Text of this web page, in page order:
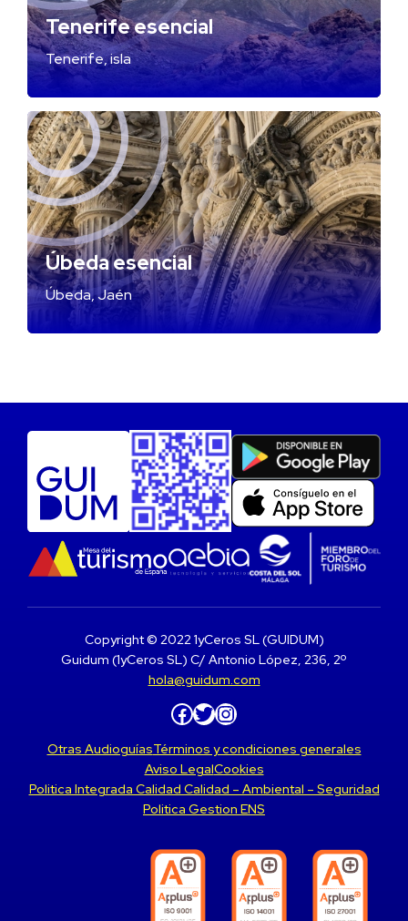
Tenerife esencial
Tenerife, isla
Úbeda esencial
Úbeda, Jaén
Copyright © 2022 1yCeros SL (GUIDUM)
Guidum (1yCeros SL) C/ Antonio López, 236, 2º
hola@guidum.com
Facebook Twitter Instagram
Otras AudioguíasTérminos y condiciones generales
Aviso LegalCookies
Politica Integrada Calidad Calidad – Ambiental – Seguridad
Politica Gestion ENS